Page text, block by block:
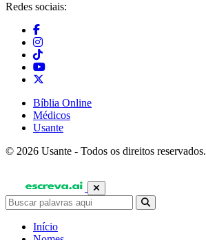
Redes sociais:
Bíblia Online
Médicos
Usante
© 2026 Usante - Todos os direitos reservados.
Início